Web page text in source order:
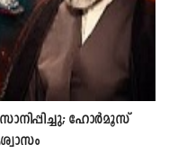
ഹോർമൂസ്